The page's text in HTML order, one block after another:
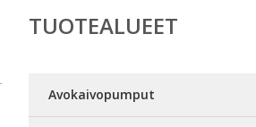
TUOTEALUEET
Avokaivopumput